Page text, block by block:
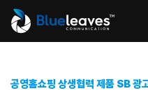
공영홈쇼핑 상생협력 제품 SB 광